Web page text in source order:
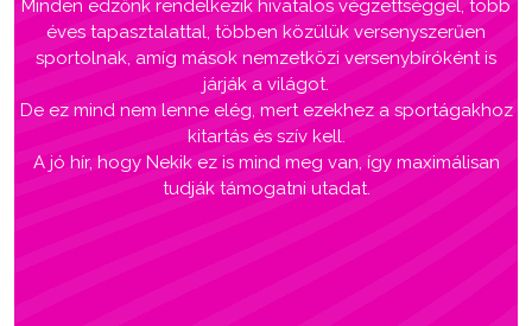
Minden edzőnk rendelkezik hivatalos végzettséggel, több
éves tapasztalattal, többen közülük versenyszerűen
sportolnak, amíg mások nemzetközi versenybíróként is
járják a világot.
De ez mind nem lenne elég, mert ezekhez a sportágakhoz
kitartás és szív kell.
A jó hír, hogy Nekik ez is mind meg van, így maximálisan
tudják támogatni utadat.